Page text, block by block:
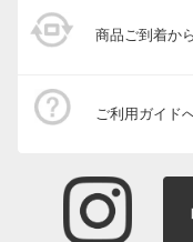
商品ご到着か
ご利用ガイド